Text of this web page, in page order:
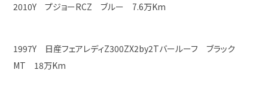
2010Y プジョーRCZ ブルー 7.6万Km
1997Y 日産フェアレディZ300ZX2by2Tバールーフ ブラック
MT 18万Km